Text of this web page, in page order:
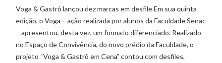
Voga & Gastrô lançou dez marcas em desfile Em sua quinta
edição, o Voga – ação realizada por alunos da Faculdade Senac
– apresentou, desta vez, um formato diferenciado. Realizado
no Espaço de Convivência, do novo prédio da Faculdade, o
projeto “Voga & Gastrô em Cena” contou com desfiles,